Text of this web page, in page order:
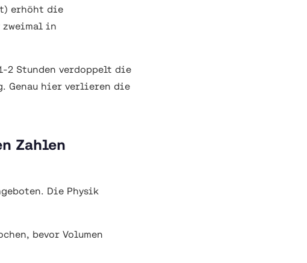
erhöht die
zweimal in
2 Stunden verdoppelt die
Genau hier verlieren die
Zahlen
Die Physik
bevor Volumen